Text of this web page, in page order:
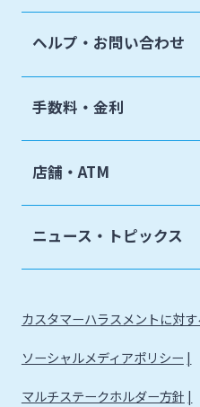
ヘルプ・お問い合わせ
手数料・金利
店舗・ATM
ニュース・トピックス
カスタマーハラスメントに対
ソーシャルメディアポリシー
マルチステークホルダー方針